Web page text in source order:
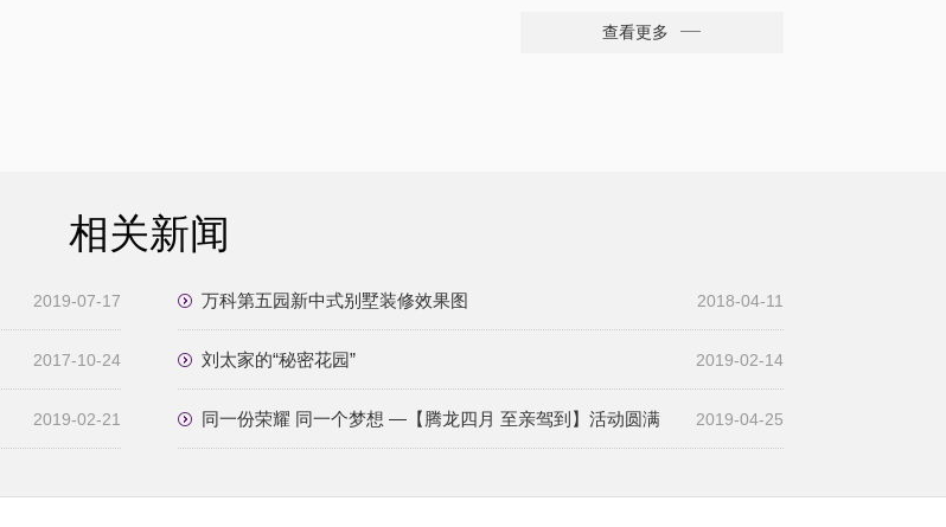
查看更多
相关新闻
2019-07-17 万科第五园新中式别墅装修效果图 2018-04-11
2017-10-24 刘太家的“秘密花园” 2019-02-14
2019-02-21 同一份荣耀 同一个梦想 —【腾龙四月 至亲驾到】活动圆满 2019-04-25